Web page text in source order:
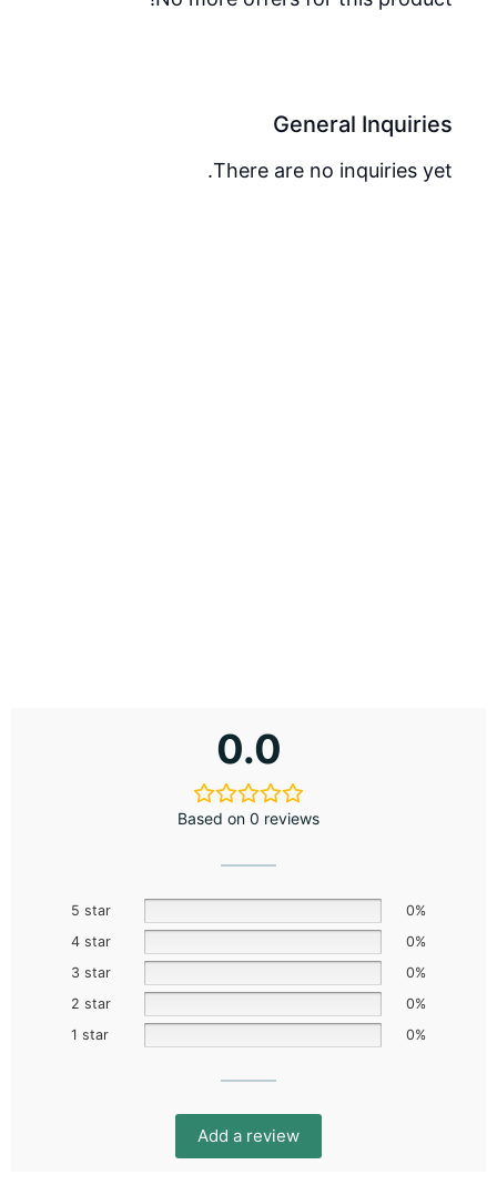
General Inquiries
There are no inquiries yet.
0.0
Based on 0 reviews
5 star
0%
4 star
0%
3 star
0%
2 star
0%
1 star
0%
Add a review